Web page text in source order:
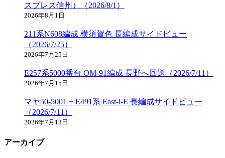
スプレス信州）（2026/8/1）
2026年8月1日
211系N608編成 横須賀色 長編成サイドビュー
（2026/7/25）
2026年7月25日
E257系5000番台 OM-91編成 長野へ回送（2026/7/11）
2026年7月15日
マヤ50-5001 + E491系 East-i-E 長編成サイドビュー
（2026/7/11）
2026年7月13日
アーカイブ